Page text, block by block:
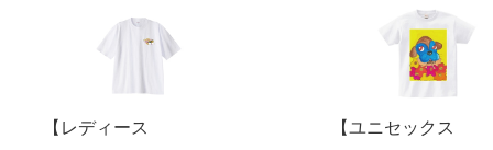
【レディース
【ユニセックス